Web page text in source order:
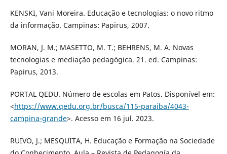
KENSKI, Vani Moreira. Educação e tecnologias: o novo ritmo
da informação. Campinas: Papirus, 2007.
MORAN, J. M.; MASETTO, M. T.; BEHRENS, M. A. Novas
tecnologias e mediação pedagógica. 21. ed. Campinas:
Papirus, 2013.
PORTAL QEDU. Número de escolas em Patos. Disponível em:
<https://www.qedu.org.br/busca/115-paraiba/4043-
campina-grande>. Acesso em 16 jul. 2023.
RUIVO, J.; MESQUITA, H. Educação e Formação na Sociedade